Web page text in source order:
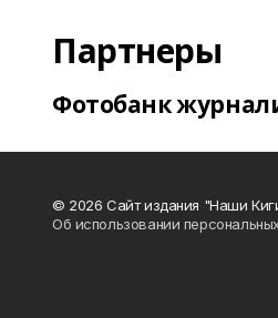
Партнеры
Фотобанк
© 2026 Сайт издания "Наши
Об использовании